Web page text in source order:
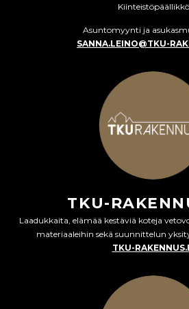
Kiinteistöpäällikkö
Asuntomyynti ja
SANNA.LEINO@TKU-
TKU-
Laadukkaita, elämää kestäviä koteja
materiaaleihin sekä suunnittelun
TKU-